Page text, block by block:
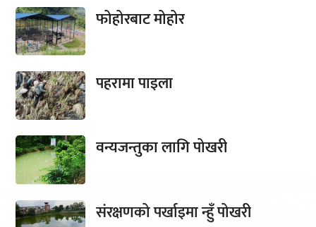
फोहोरबाट मोहोर
पहरामा पाइला
वन्यजन्तुका लागि पोखरी
संरक्षणको पर्खाइमा न्हुँ पोखरी